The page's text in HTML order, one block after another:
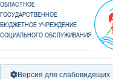
ОБЛАСТНОЕ
ГОСУДАРСТВЕННОЕ
БЮДЖЕТНОЕ УЧРЕЖДЕНИЕ
СОЦИАЛЬНОГО ОБСЛУЖИВАНИЯ
Версия для слабовидящих